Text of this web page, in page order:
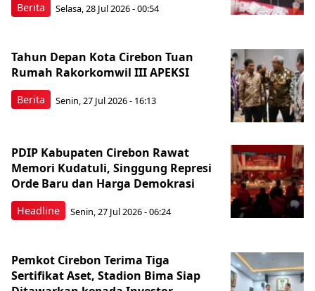
Berita Selasa, 28 Jul 2026 - 00:54
Berita
Tahun Depan Kota Cirebon Tuan
Rumah Rakorkomwil III APEKSI
Senin, 27 Jul 2026 - 16:13
Headline
PDIP Kabupaten Cirebon Rawat
Memori Kudatuli, Singgung Represi
Orde Baru dan Harga Demokrasi
Senin, 27 Jul 2026 - 06:24
Pemkot Cirebon Terima Tiga
Sertifikat Aset, Stadion Bima Siap